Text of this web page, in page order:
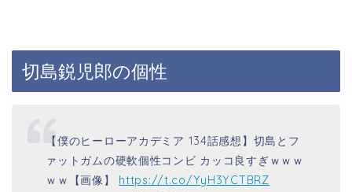
切島鋭児郎の個性
【僕のヒーローアカデミア 134話感想】切島とフ
ァットガムの硬軟個性コンビ カッコ良すぎｗｗｗ
ｗｗ【画像】 https://t.co/YyH3YCTBRZ